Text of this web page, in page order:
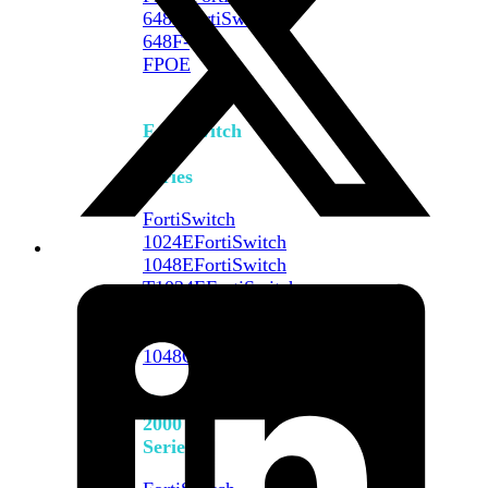
648F
FortiSwitch
648F-
FPOE
FortiSwitch
Series
FortiSwitch
1024EFortiSwitch
1048EFortiSwitch
T1024EFortiSwitch
1048G
FortiSwitch
2000
Series